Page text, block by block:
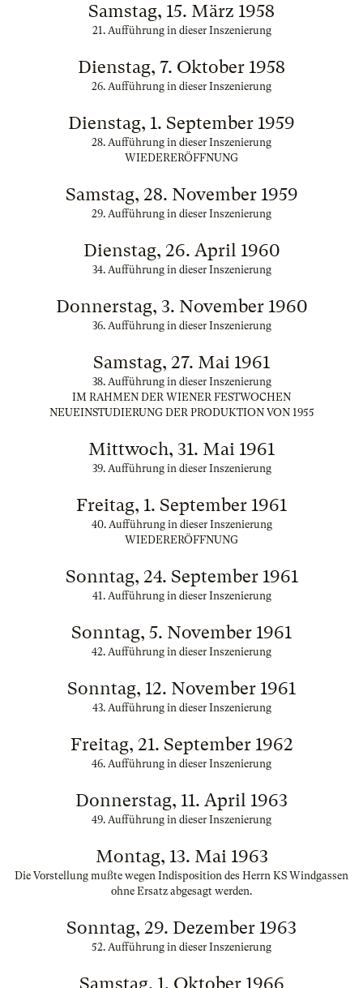
Samstag, 15. März 1958
21. Aufführung in dieser Inszenierung
Dienstag, 7. Oktober 1958
26. Aufführung in dieser Inszenierung
Dienstag, 1. September 1959
28. Aufführung in dieser Inszenierung
WIEDERERÖFFNUNG
Samstag, 28. November 1959
29. Aufführung in dieser Inszenierung
Dienstag, 26. April 1960
34. Aufführung in dieser Inszenierung
Donnerstag, 3. November 1960
36. Aufführung in dieser Inszenierung
Samstag, 27. Mai 1961
38. Aufführung in dieser Inszenierung
IM RAHMEN DER WIENER FESTWOCHEN
NEUEINSTUDIERUNG DER PRODUKTION VON 1955
Mittwoch, 31. Mai 1961
39. Aufführung in dieser Inszenierung
Freitag, 1. September 1961
40. Aufführung in dieser Inszenierung
WIEDERERÖFFNUNG
Sonntag, 24. September 1961
41. Aufführung in dieser Inszenierung
Sonntag, 5. November 1961
42. Aufführung in dieser Inszenierung
Sonntag, 12. November 1961
43. Aufführung in dieser Inszenierung
Freitag, 21. September 1962
46. Aufführung in dieser Inszenierung
Donnerstag, 11. April 1963
49. Aufführung in dieser Inszenierung
Montag, 13. Mai 1963
Die Vorstellung mußte wegen Indisposition des Herrn KS Windgassen
ohne Ersatz abgesagt werden.
Sonntag, 29. Dezember 1963
52. Aufführung in dieser Inszenierung
Samstag, 1. Oktober 1966